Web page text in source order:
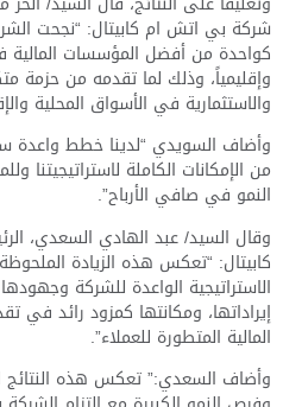
شركة بي اتش ام كابيتال: “نجحت
كواحدة من أفضل المؤسسات المالية
وإقليمياً، وذلك لما تقدمه من حزمة
والاستثمارية في الأسواق المحلية
وأضاف السويدي “لدينا خطط واعدة
من الإمكانات الكاملة
النمو في صافي الأرباح”.
وقال السيد/ عبد الهادي السعدي،
كابيتال: “تعكس هذه الزيادة
الاستراتيجية الواعدة للشركة
إيراداتها، ومكانتها كمزود رائد في
المالية المتطورة للعملاء”.
وأضاف السعدي:” تعكس هذه النتائج